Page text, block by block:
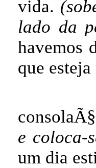
vida.
lado da
havemos
que
e coloca-
um dia